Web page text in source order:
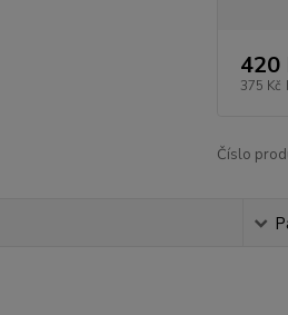
420
375 Kč
Číslo